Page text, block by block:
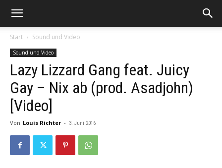
Start Sound und Video
Sound und Video
Lazy Lizzard Gang feat. Juicy
Gay – Nix ab (prod. Asadjohn)
[Video]
Von Louis Richter - 3. Juni 2016